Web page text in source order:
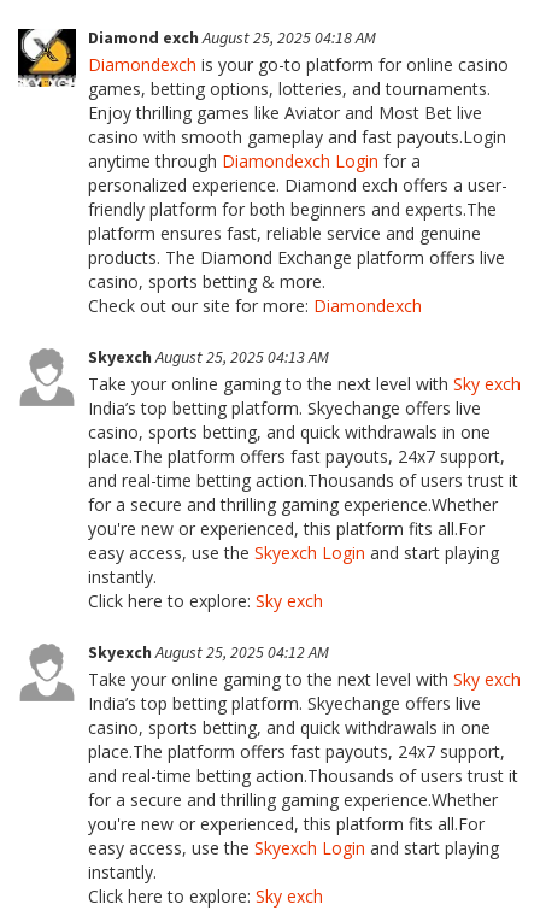
Diamond exchAugust 25, 2025 04:18 AM
Diamondexch is your go-to platform for online casino
games, betting options, lotteries, and tournaments.
Enjoy thrilling games like Aviator and Most Bet live
casino with smooth gameplay and fast payouts.Login
anytime through Diamondexch Login for a
personalized experience. Diamond exch offers a user-
friendly platform for both beginners and experts.The
platform ensures fast, reliable service and genuine
products. The Diamond Exchange platform offers live
casino, sports betting & more.
Check out our site for more: Diamondexch
SkyexchAugust 25, 2025 04:13 AM
Take your online gaming to the next level with Sky exch
India’s top betting platform. Skyechange offers live
casino, sports betting, and quick withdrawals in one
place.The platform offers fast payouts, 24x7 support,
and real-time betting action.Thousands of users trust it
for a secure and thrilling gaming experience.Whether
you're new or experienced, this platform fits all.For
easy access, use the Skyexch Login and start playing
instantly.
Click here to explore: Sky exch
SkyexchAugust 25, 2025 04:12 AM
Take your online gaming to the next level with Sky exch
India’s top betting platform. Skyechange offers live
casino, sports betting, and quick withdrawals in one
place.The platform offers fast payouts, 24x7 support,
and real-time betting action.Thousands of users trust it
for a secure and thrilling gaming experience.Whether
you're new or experienced, this platform fits all.For
easy access, use the Skyexch Login and start playing
instantly.
Click here to explore: Sky exch